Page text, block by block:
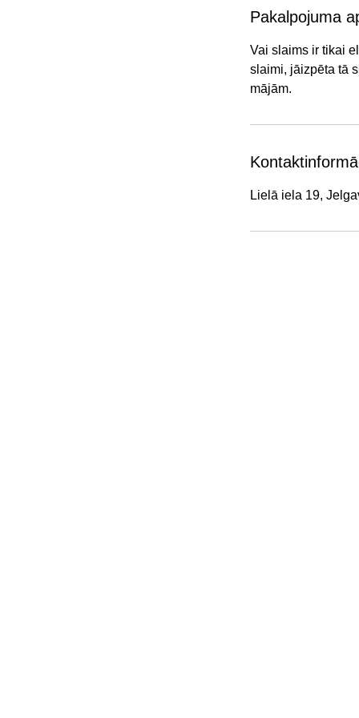
Pakalpojuma
​​Vai slaims ir tikai
slaimi, jāizpēta tā
mājām.
Lielā iela 19,